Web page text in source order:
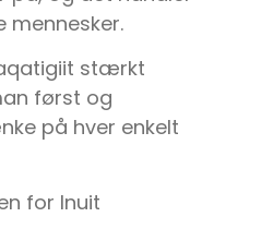
mennesker.
stærkt
først og
på hver enkelt
for Inuit